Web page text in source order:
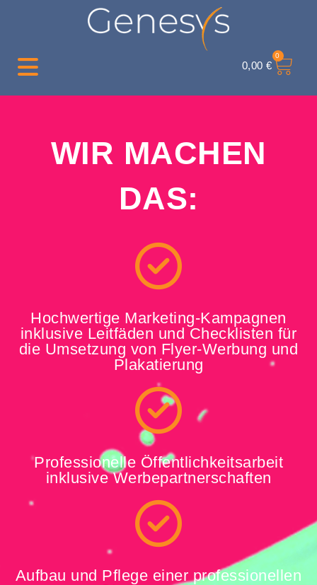
0,00 €
0
WIR MACHEN
DAS:
Hochwertige Marketing-Kampagnen
inklusive Leitfäden und Checklisten für
die Umsetzung von Flyer-Werbung und
Plakatierung
Professionelle Öffentlichkeitsarbeit
inklusive Werbepartnerschaften
Aufbau und Pflege einer professionellen